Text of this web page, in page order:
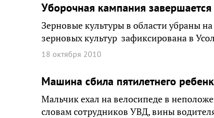
Уборочная кампания
Зерновые культуры в области убраны
зерновых культур зафиксирована в
18 октября 2010
Машина сбила пятилетнего
Мальчик ехал на велосипеде в
словам сотрудников УВД, вины